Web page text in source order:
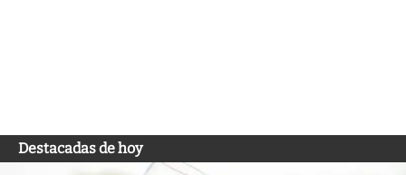
Destacadas de hoy